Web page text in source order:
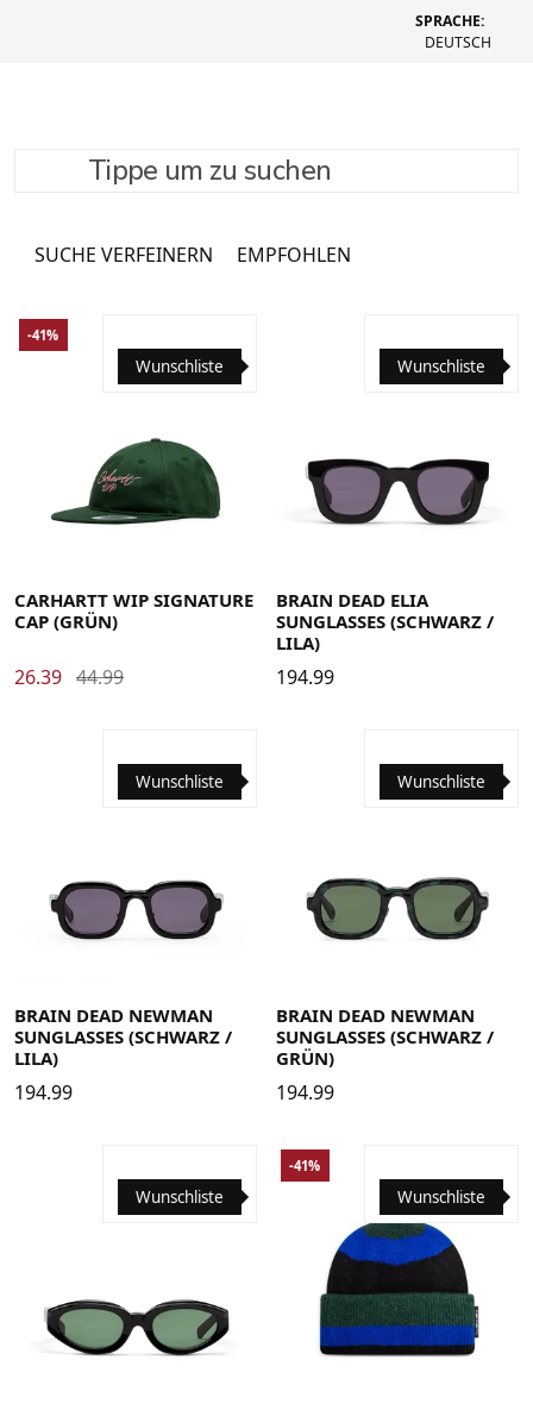
SPRACHE:
DEUTSCH
Tippe um zu suchen
Headwear131 Produkte
SUCHE VERFEINERN EMPFOHLEN
Wunschliste
-41%
CARHARTT WIP SIGNATURE
CAP (GRÜN)
26.39 44.99
Wunschliste
BRAIN DEAD ELIA
SUNGLASSES (SCHWARZ /
LILA)
194.99
Wunschliste
BRAIN DEAD NEWMAN
SUNGLASSES (SCHWARZ /
LILA)
194.99
Wunschliste
BRAIN DEAD NEWMAN
SUNGLASSES (SCHWARZ /
GRÜN)
194.99
Wunschliste Wunschliste
-41%